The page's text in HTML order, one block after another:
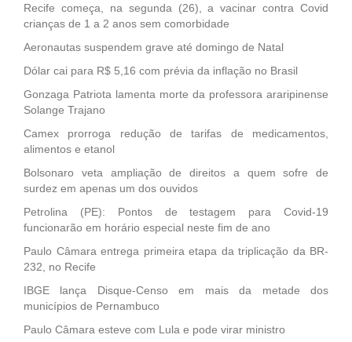
Recife começa, na segunda (26), a vacinar contra Covid
crianças de 1 a 2 anos sem comorbidade
Aeronautas suspendem grave até domingo de Natal
Dólar cai para R$ 5,16 com prévia da inflação no Brasil
Gonzaga Patriota lamenta morte da professora araripinense
Solange Trajano
Camex prorroga redução de tarifas de medicamentos,
alimentos e etanol
Bolsonaro veta ampliação de direitos a quem sofre de
surdez em apenas um dos ouvidos
Petrolina (PE): Pontos de testagem para Covid-19
funcionarão em horário especial neste fim de ano
Paulo Câmara entrega primeira etapa da triplicação da BR-
232, no Recife
IBGE lança Disque-Censo em mais da metade dos
municípios de Pernambuco
Paulo Câmara esteve com Lula e pode virar ministro